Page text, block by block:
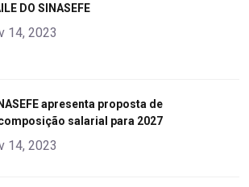
DO SINASEFE
14, 2023
apresenta proposta de
salarial para 2027
14, 2023